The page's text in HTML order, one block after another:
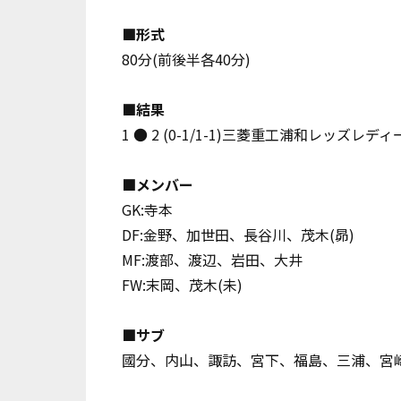
■形式
80分(前後半各40分)
■結果
1 ● 2 (0-1/1-1)三菱重工浦和レッズレディ
■メンバー
GK:寺本
DF:金野、加世田、長谷川、茂木(昴)
MF:渡部、渡辺、岩田、大井
FW:末岡、茂木(未)
■サブ
國分、内山、諏訪、宮下、福島、三浦、宮